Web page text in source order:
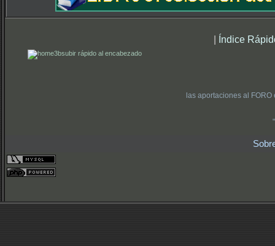
| Índice
subir rápido al encabezado
las aportaciones al